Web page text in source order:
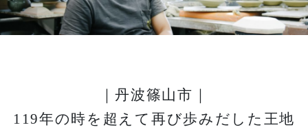
｜丹波篠山市｜
119年の時を超えて再び歩みだした王地